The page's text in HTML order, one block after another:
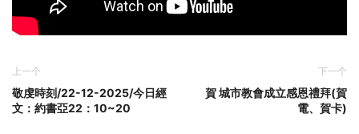
上一个
敬虔時刻/22-12-2025/今日經
文：約書亞22：10~20
下一个
賀 城市教會成立感恩禮拜(賀
電、賀卡)